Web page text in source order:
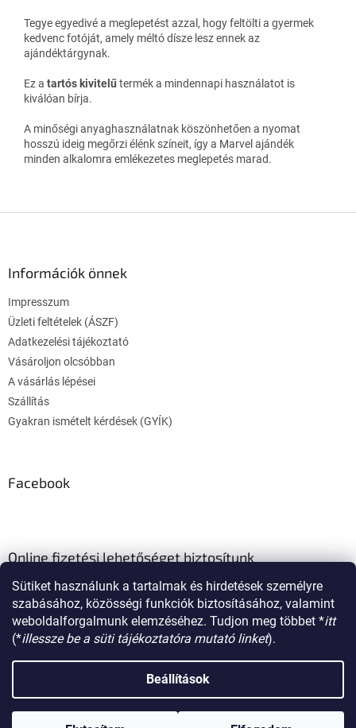
Sütiket használunk a tartalmak és hirdetések személyre
szabásához, közösségi funkciók biztosításához, valamint
weboldalforgalmunk elemzéséhez. Tudjon meg többet *itt
(*illessze be a süti tájékoztatóra mutató linket).
Beállítások
Tegye egyedivé a meglepetést azzal, hogy feltölti a gyermek
kedvenc fotóját, amely méltó dísze lesz ennek az
ajándéktárgynak.
Ez a tartós kivitelűtermék a mindennapi használatot is
kiválóan bírja.
A minőségi anyaghasználatnak köszönhetően a nyomat
hosszú ideig megőrzi élénk színeit, így a Marvel ajándék
minden alkalomra emlékezetes meglepetés marad.
Információk önnek
Impresszum
Üzleti feltételek (ÁSZF)
Adatkezelési tájékoztató
Vásároljon olcsóbban
A vásárlás lépései
Szállítás
Gyakran ismételt kérdések (GYÍK)
Facebook
Online fizetési lehetőséget biztosítunk
. Minden jog fenntartva.